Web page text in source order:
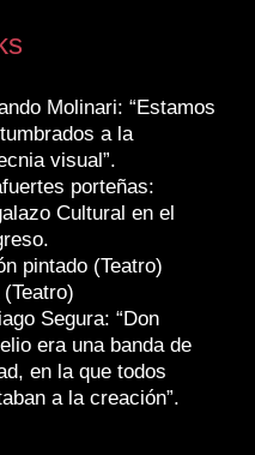
Molinari: “Estamos
a la
visual”.
porteñas:
Cultural en el
pintado (Teatro)
Segura: “Don
era una banda de
en la que todos
a la creación”.